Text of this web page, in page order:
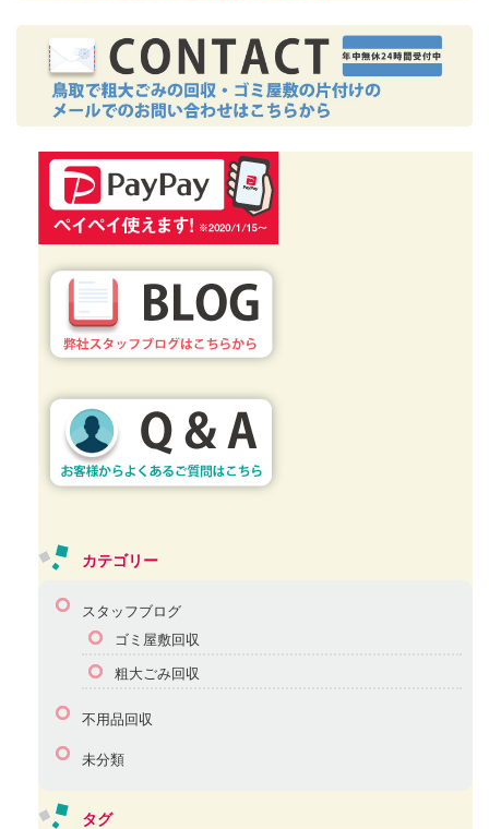
カテゴリー
スタッフブログ
ゴミ屋敷回収
粗大ごみ回収
不用品回収
未分類
タグ